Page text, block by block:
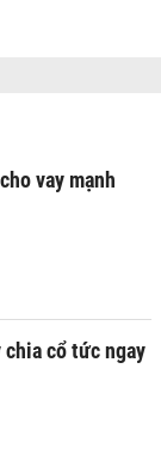
vay mạnh
chia cổ tức ngay